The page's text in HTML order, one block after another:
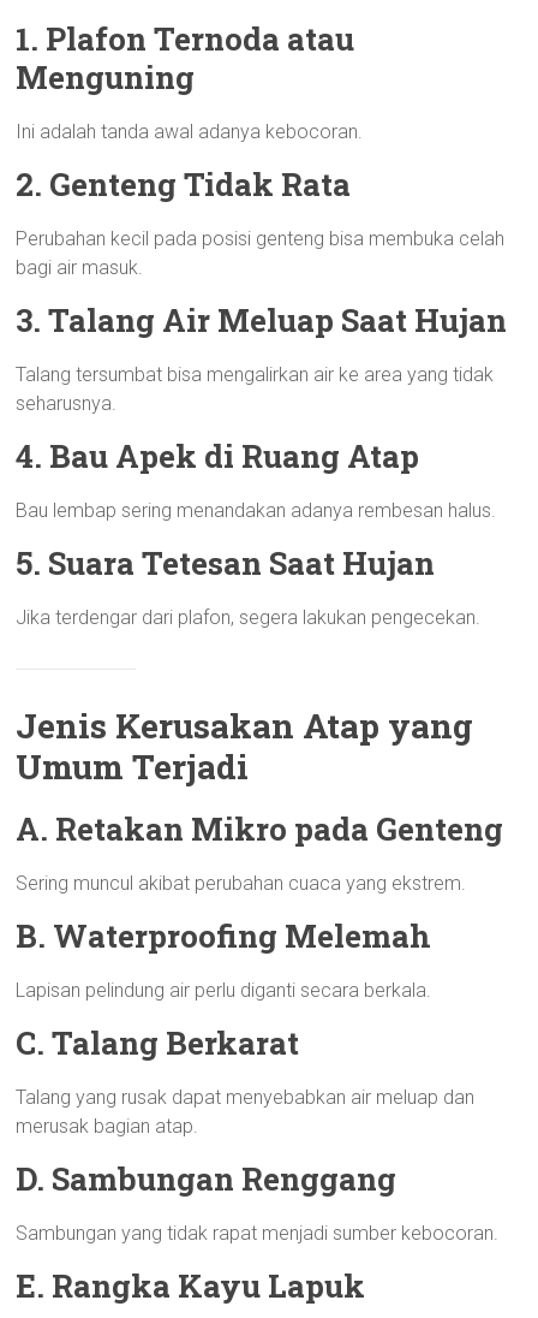
1. Plafon Ternoda atau
Menguning
Ini adalah tanda awal adanya kebocoran.
2. Genteng Tidak Rata
Perubahan kecil pada posisi genteng bisa membuka celah
bagi air masuk.
3. Talang Air Meluap Saat Hujan
Talang tersumbat bisa mengalirkan air ke area yang tidak
seharusnya.
4. Bau Apek di Ruang Atap
Bau lembap sering menandakan adanya rembesan halus.
5. Suara Tetesan Saat Hujan
Jika terdengar dari plafon, segera lakukan pengecekan.
Jenis Kerusakan Atap yang
Umum Terjadi
A. Retakan Mikro pada Genteng
Sering muncul akibat perubahan cuaca yang ekstrem.
B. Waterproofing Melemah
Lapisan pelindung air perlu diganti secara berkala.
C. Talang Berkarat
Talang yang rusak dapat menyebabkan air meluap dan
merusak bagian atap.
D. Sambungan Renggang
Sambungan yang tidak rapat menjadi sumber kebocoran.
E. Rangka Kayu Lapuk